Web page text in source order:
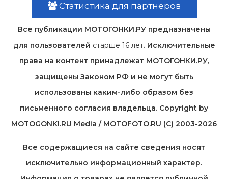
Статистика для партнеров
Все публикации МОТОГОНКИ.РУ предназначены
для пользователей старше 16 лет. Исключительные
права на контент принадлежат МОТОГОНКИ.РУ,
защищены Законом РФ и не могут быть
использованы каким-либо образом без
письменного согласия владельца. Copyright by
MOTOGONKI.RU Media / MOTOFOTO.RU (C) 2003-2026
Все содержащиеся на cайте сведения носят
исключительно информационный характер.